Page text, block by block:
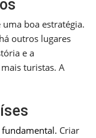
boa estratégia.
outros lugares
e a
turistas. A
Criar